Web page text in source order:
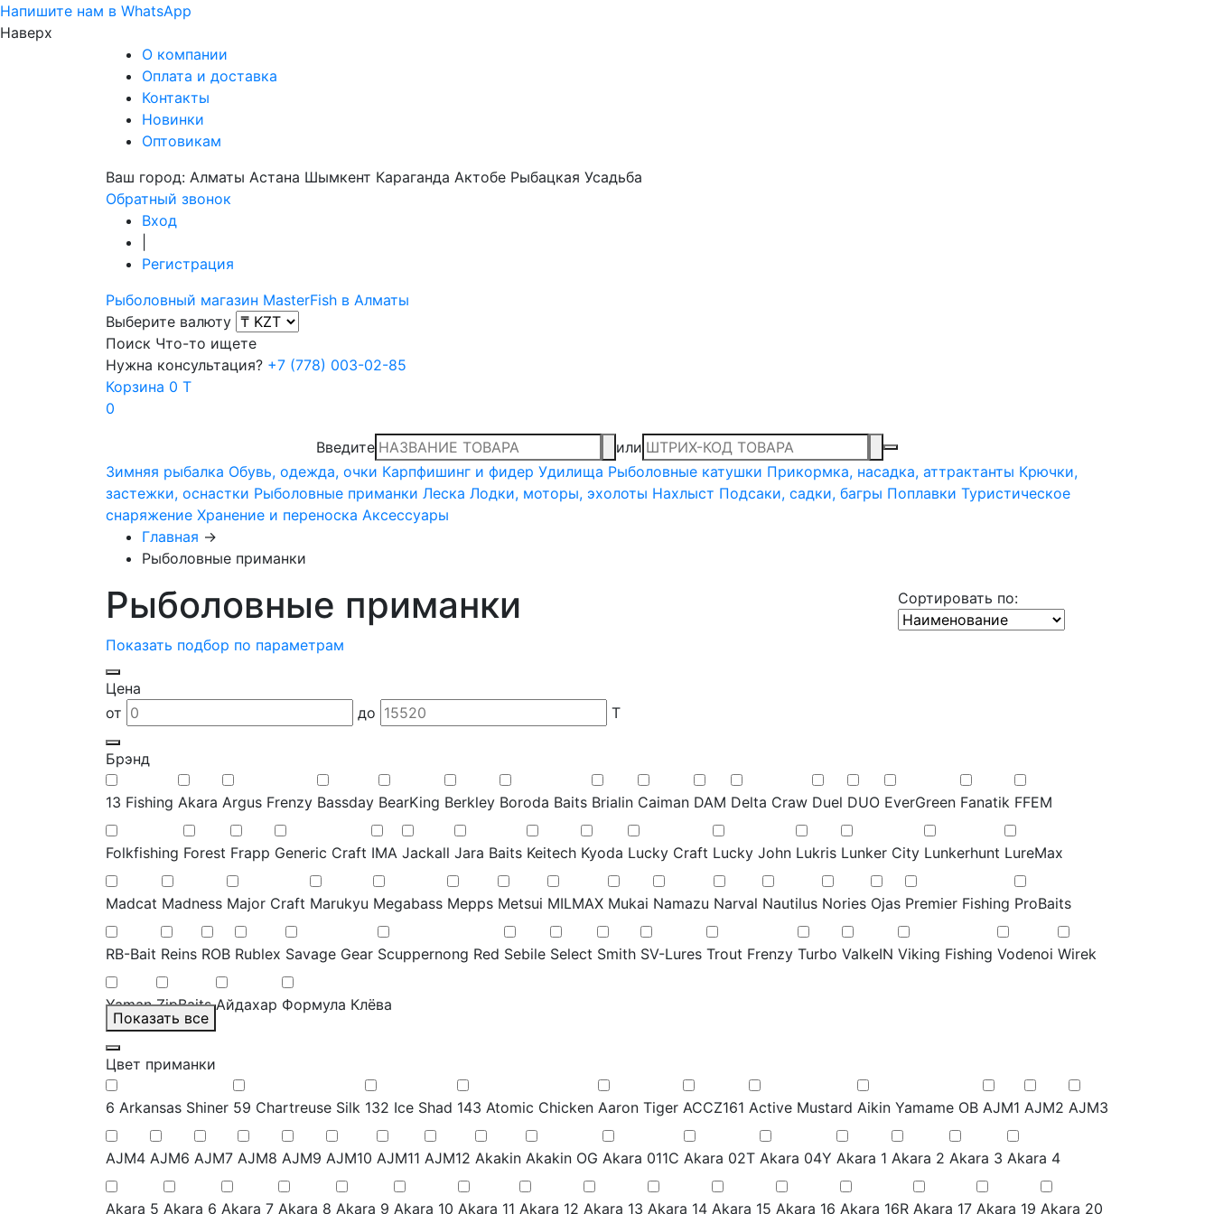
Напишите нам в WhatsApp
Наверх
О компании
Оплата и доставка
Контакты
Новинки
Оптовикам
Ваш город: Алматы Астана Шымкент Караганда Актобе Рыбацкая Усадьба
Обратный звонок
Вход
Регистрация
Рыболовный магазин MasterFish в Алматы
Выберите валюту
Поиск Что-то ищете
Нужна консультация? +7 (778) 003-02-85
Корзина 0 T
0
Введите
или
Зимняя рыбалка Обувь, одежда, очки Карпфишинг и фидер Удилища Рыболовные катушки Прикормка, насадка, аттрактанты Крючки,
застежки, оснастки Рыболовные приманки Леска Лодки, моторы, эхолоты Нахлыст Подсаки, садки, багры Поплавки Туристическое
снаряжение Хранение и переноска Аксессуары
Главная →
Рыболовные приманки
Рыболовные приманки Сортировать по:
Показать подбор по параметрам
Цена
от
до T
Брэнд
13 Fishing Akara Argus Frenzy Bassday BearKing Berkley Boroda Baits Brialin Caiman DAM Delta Craw Duel DUO EverGreen Fanatik FFEM
Folkfishing Forest Frapp Generic Craft IMA Jackall Jara Baits Keitech Kyoda Lucky Craft Lucky John Lukris Lunker City Lunkerhunt LureMax
Madcat Madness Major Craft Marukyu Megabass Mepps Metsui MILMAX Mukai Namazu Narval Nautilus Nories Ojas Premier Fishing ProBaits
RB-Bait Reins ROB Rublex Savage Gear Scuppernong Red Sebile Select Smith SV-Lures Trout Frenzy Turbo ValkeIN Viking Fishing Vodenoi Wirek
Yaman ZipBaits Айдахар Формула Клёва
Показать все
Цвет приманки
6 Arkansas Shiner 59 Chartreuse Silk 132 Ice Shad 143 Atomic Chicken Aaron Tiger ACCZ161 Active Mustard Aikin Yamame OB AJM1 AJM2 AJM3
AJM4 AJM6 AJM7 AJM8 AJM9 AJM10 AJM11 AJM12 Akakin Akakin OG Akara 011C Akara 02T Akara 04Y Akara 1 Akara 2 Akara 3 Akara 4
Akara 5 Akara 6 Akara 7 Akara 8 Akara 9 Akara 10 Akara 11 Akara 12 Akara 13 Akara 14 Akara 15 Akara 16 Akara 16R Akara 17 Akara 19 Akara 20